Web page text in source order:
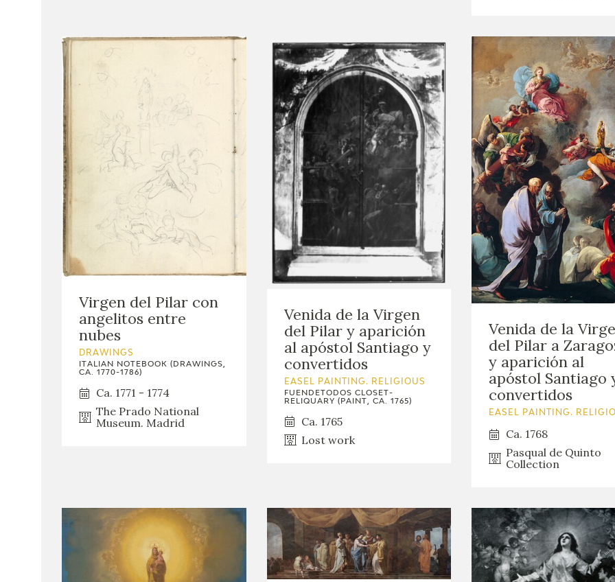
Virgen del Pilar con
angelitos entre
nubes
DRAWINGS
ITALIAN NOTEBOOK (DRAWINGS,
CA. 1770-1786)
Ca. 1771 - 1774
The Prado National
Museum. Madrid
Venida de la Virgen
del Pilar y aparición
al apóstol Santiago y
convertidos
EASEL PAINTING. RELIGIOUS
FUENDETODOS CLOSET-
RELIQUARY (PAINT, CA. 1765)
Ca. 1765
Lost work
Venida de la
del Pilar a
y aparición al
apóstol Santiago
convertidos
EASEL PAINTING.
Ca. 1768
Pasqual de Quinto
Collection